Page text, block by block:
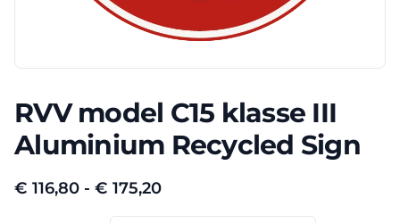
RVV model C15 klasse III
Aluminium Recycled Sign
€ 116,80 - € 175,20Prijsklasse:
€ 116,80